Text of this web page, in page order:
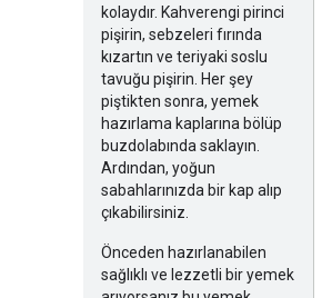
kolaydır. Kahverengi pirinci
pişirin, sebzeleri fırında
kızartın ve teriyaki soslu
tavuğu pişirin. Her şey
piştikten sonra, yemek
hazırlama kaplarına bölüp
buzdolabında saklayın.
Ardından, yoğun
sabahlarınızda bir kap alıp
çıkabilirsiniz.
Önceden hazırlanabilen
sağlıklı ve lezzetli bir yemek